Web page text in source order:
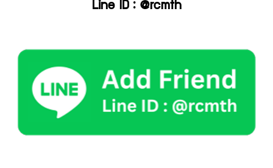
Line ID : @rcmth